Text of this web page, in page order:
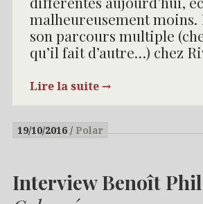
malheureusement moins.
son parcours multiple
qu’il fait d’autre…) chez
Lire la suite →
19/10/2016 Polar
Interview Benoît